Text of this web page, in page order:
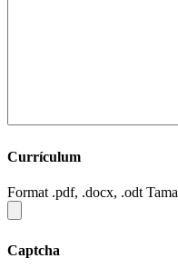
Currículum
Format .pdf, .docx, .odt
Captcha